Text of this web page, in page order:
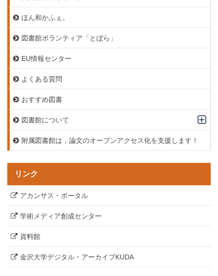
ほん和かふぇ。
図書館ボランティア「とぼら」
EU情報センター
よくある質問
おすすめ図書
図書館について
附属図書館は，論文のオープンアクセス化を支援します！
リンク
アカンサス・ポータル
学術メディア創成センター
資料館
金沢大学デジタル・アーカイブKUDA